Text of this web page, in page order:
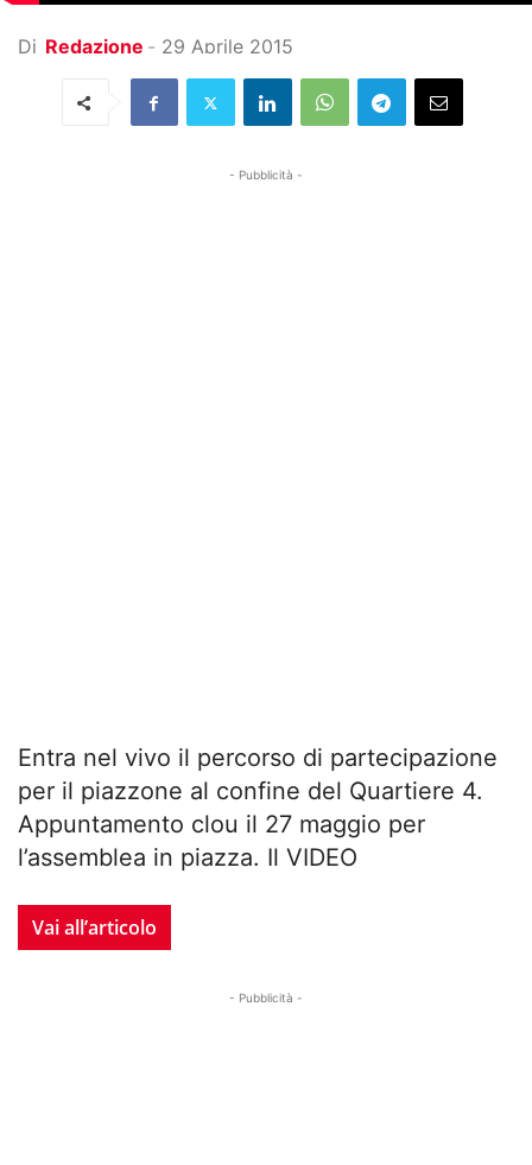
Di Redazione - 29 Aprile 2015
- Pubblicità -
Entra nel vivo il percorso di partecipazione
per il piazzone al confine del Quartiere 4.
Appuntamento clou il 27 maggio per
l’assemblea in piazza. Il VIDEO
Vai all’articolo
- Pubblicità -